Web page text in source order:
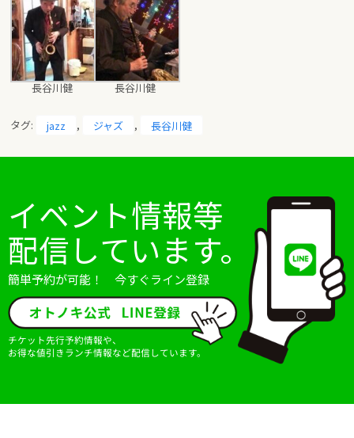
長谷川健 長谷川健
タグ: jazz , ジャズ , 長谷川健
イベント情報等
配信しています。
簡単予約が可能！ 今すぐライン登録
チケット先行予約情報や、
お得な値引きランチ情報など配信しています。